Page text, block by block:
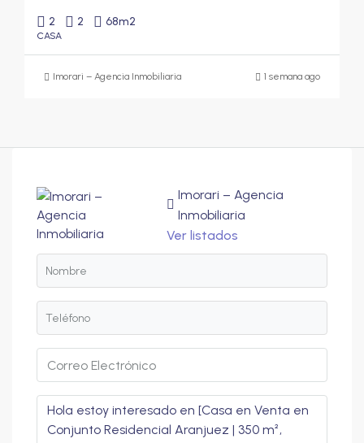
2 2 68m2
CASA
Imorari – Agencia Inmobiliaria 1 semana ago
Imorari – Agencia
Inmobiliaria
Ver listados